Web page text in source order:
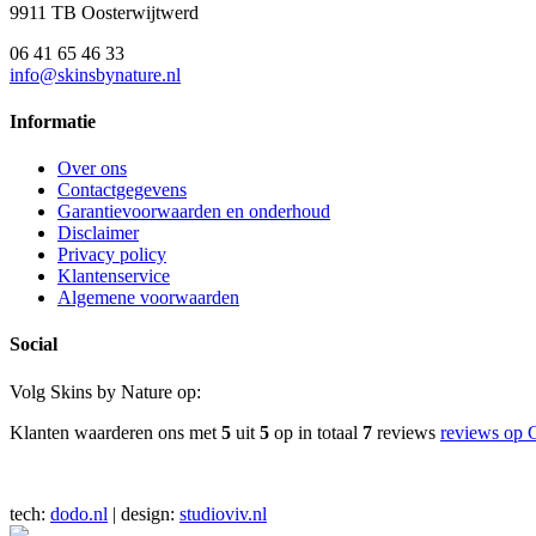
9911 TB Oosterwijtwerd
06 41 65 46 33
info@skinsbynature.nl
Informatie
Over ons
Contactgegevens
Garantievoorwaarden en onderhoud
Disclaimer
Privacy policy
Klantenservice
Algemene voorwaarden
Social
Volg Skins by Nature op:
Klanten waarderen ons met 5 uit 5 op in totaal 7 reviews reviews op
tech: dodo.nl | design: studioviv.nl